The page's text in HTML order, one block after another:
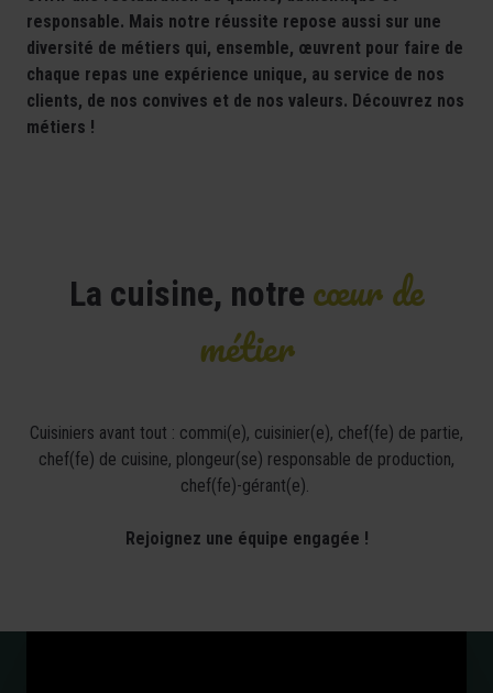
responsable. Mais notre réussite repose aussi sur une
diversité de métiers qui, ensemble, œuvrent pour faire de
chaque repas une expérience unique, au service de nos
clients, de nos convives et de nos valeurs. Découvrez nos
métiers !
La cuisine, notre cœur de
métier
Cuisiniers avant tout : commi(e), cuisinier(e), chef(fe) de partie,
chef(fe) de cuisine, plongeur(se) responsable de production,
chef(fe)-gérant(e).
Rejoignez une équipe engagée !